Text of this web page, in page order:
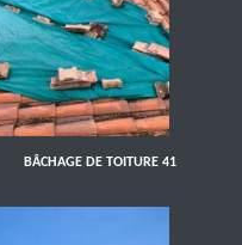
BÂCHAGE DE TOITURE 41